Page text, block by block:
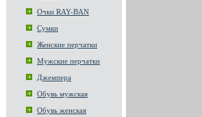
Очки RAY-BAN
Сумки
Женские перчатки
Мужские перчатки
Джемпера
Обувь мужская
Обувь женская